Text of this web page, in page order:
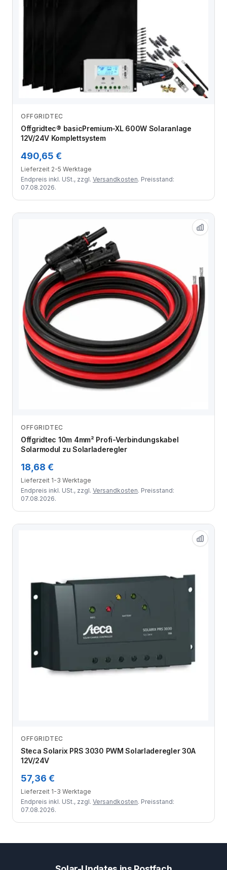
OFFGRIDTEC
Offgridtec® basicPremium-XL 600W Solaranlage
12V/24V Komplettsystem
490,65 €
Lieferzeit 2-5 Werktage
Endpreis inkl. USt., zzgl. Versandkosten. Preisstand:
07.08.2026.
OFFGRIDTEC
Offgridtec 10m 4mm² Profi-Verbindungskabel
Solarmodul zu Solarladeregler
18,68 €
Lieferzeit 1-3 Werktage
Endpreis inkl. USt., zzgl. Versandkosten. Preisstand:
07.08.2026.
OFFGRIDTEC
Steca Solarix PRS 3030 PWM Solarladeregler 30A
12V/24V
57,36 €
Lieferzeit 1-3 Werktage
Endpreis inkl. USt., zzgl. Versandkosten. Preisstand:
07.08.2026.